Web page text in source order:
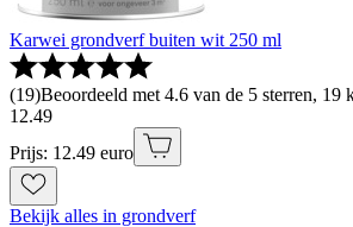
Karwei grondverf buiten wit 250 ml
(19)Beoordeeld met 4.6 van de 5 sterren, 19
12.49
Prijs: 12.49 euro
Bekijk alles in grondverf